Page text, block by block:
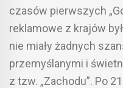
czasów pierwszych
reklamowe z krajów
nie miały żadnych
przemyślanymi i
z tzw. „Zachodu”. Po